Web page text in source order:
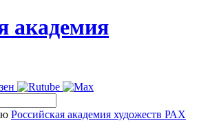
академия
Российская академия художеств РАХ